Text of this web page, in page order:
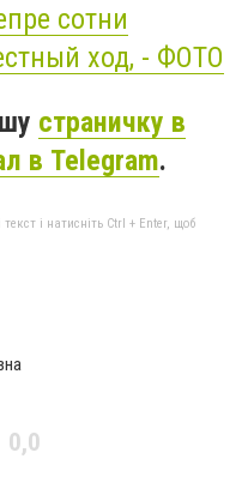
сотни
ход, - ФОТО
страничку в
в Telegram.
і натисніть Ctrl + Enter, щоб
0,0